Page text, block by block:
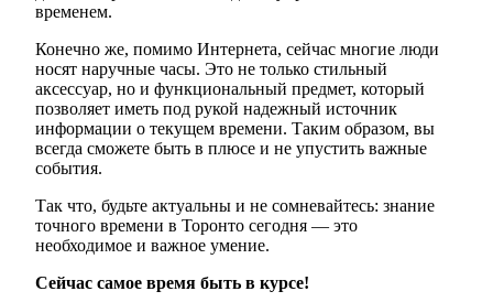
временем.
Конечно же, помимо Интернета, сейчас многие люди
носят наручные часы. Это не только стильный
аксессуар, но и функциональный предмет, который
позволяет иметь под рукой надежный источник
информации о текущем времени. Таким образом, вы
всегда сможете быть в плюсе и не упустить важные
события.
Так что, будьте актуальны и не сомневайтесь: знание
точного времени в Торонто сегодня — это
необходимое и важное умение.
Сейчас самое время быть в курсе!